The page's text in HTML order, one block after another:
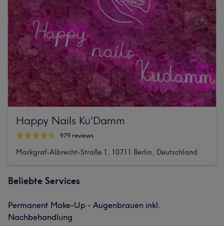
Happy Nails Ku'Damm
979 reviews
Markgraf-Albrecht-Straße 1, 10711 Berlin, Deutschland
Beliebte Services
Permanent Make-Up - Augenbrauen inkl.
Nachbehandlung